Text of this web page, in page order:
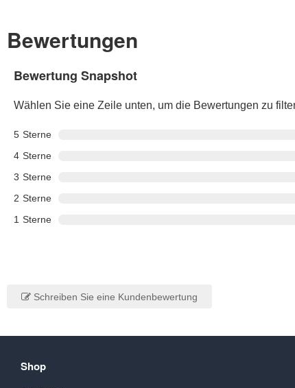
Bewertungen
Bewertung Snapshot
Wählen Sie eine Zeile unten, um die Bewertungen zu
5 Sterne
4 Sterne
3 Sterne
2 Sterne
1 Sterne
Schreiben Sie eine Kundenbewertung
Shop